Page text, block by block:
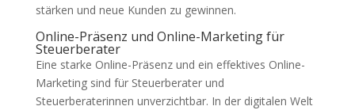
stärken und neue Kunden zu gewinnen.
Online-Präsenz und Online-Marketing für
Steuerberater
Eine starke Online-Präsenz und ein effektives Online-
Marketing sind für Steuerberater und
Steuerberaterinnen unverzichtbar. In der digitalen Welt